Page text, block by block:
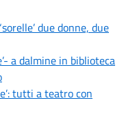
due donne, due
a dalmine in biblioteca
tutti a teatro con